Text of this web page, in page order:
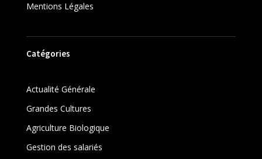
Mentions Légales
Catégories
Actualité Générale
Grandes Cultures
Agriculture Biologique
Gestion des salariés